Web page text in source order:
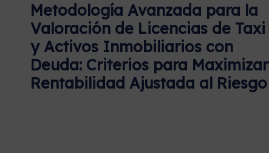
Metodología Avanzada para la
Valoración de Licencias de Taxi
y Activos Inmobiliarios con
Deuda: Criterios para Maximizar
Rentabilidad Ajustada al Riesgo